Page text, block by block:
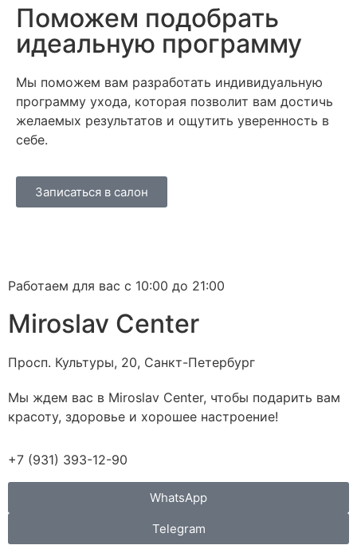
Поможем подобрать
идеальную программу
Мы поможем вам разработать индивидуальную
программу ухода, которая позволит вам достичь
желаемых результатов и ощутить уверенность в
себе.
Записаться в салон
Работаем для вас с 10:00 до 21:00
Miroslav Сenter
Просп. Культуры, 20, Санкт-Петербург
Мы ждем вас в Miroslav Сenter, чтобы подарить вам
красоту, здоровье и хорошее настроение!
+7 (931) 393-12-90
WhatsApp
Telegram